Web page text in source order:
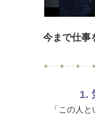
今まで仕事
1.
「この人